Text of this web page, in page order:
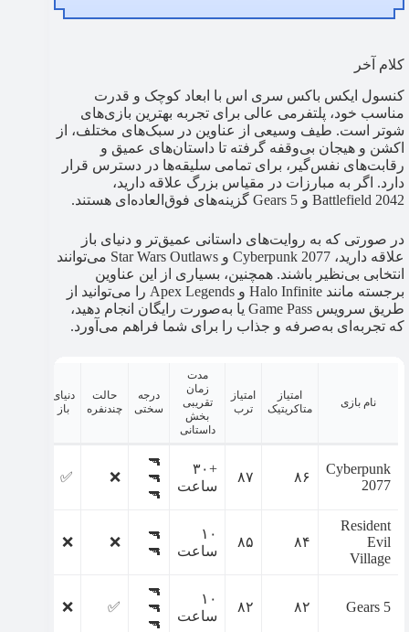
کلام آخر
کنسول ایکس باکس سری اس با ابعاد کوچک و قدرت
مناسب خود، پلتفرمی عالی برای تجربه بهترین بازی‌های
شوتر است. طیف وسیعی از عناوین در سبک‌های مختلف، از
اکشن و هیجان بی‌وقفه گرفته تا داستان‌های عمیق و
رقابت‌های نفس‌گیر، برای تمامی سلیقه‌ها در دسترس قرار
دارد. اگر به مبارزات در مقیاس بزرگ علاقه دارید،
Battlefield 2042 و Gears 5 گزینه‌های فوق‌العاده‌ای هستند.
در صورتی که به روایت‌های داستانی عمیق‌تر و دنیای باز
علاقه دارید، Cyberpunk 2077 و Star Wars Outlaws می‌توانند
انتخابی بی‌نظیر باشند. همچنین، بسیاری از این عناوین
برجسته مانند Halo Infinite و Apex Legends را می‌توانید از
طریق سرویس Game Pass یا به‌صورت رایگان انجام دهید،
که تجربه‌ای به‌صرفه و جذاب را برای شما فراهم می‌آورد.
نام بازی
امتیاز
متاکریتیک
امتیاز
ترب
مدت
زمان
تقریبی
بخش
داستانی
درجه
سختی
حالت
چندنفره
دنیای
باز
Cyberpunk
2077
۸۶ ۸۷
+۳۰
ساعت
🔫
🔫
🔫
❌
✅
Resident
Evil
Village
۸۴ ۸۵
۱۰
ساعت
🔫
🔫
❌
❌
Gears 5 ۸۲ ۸۲
۱۰
ساعت
🔫
🔫
🔫
✅
❌